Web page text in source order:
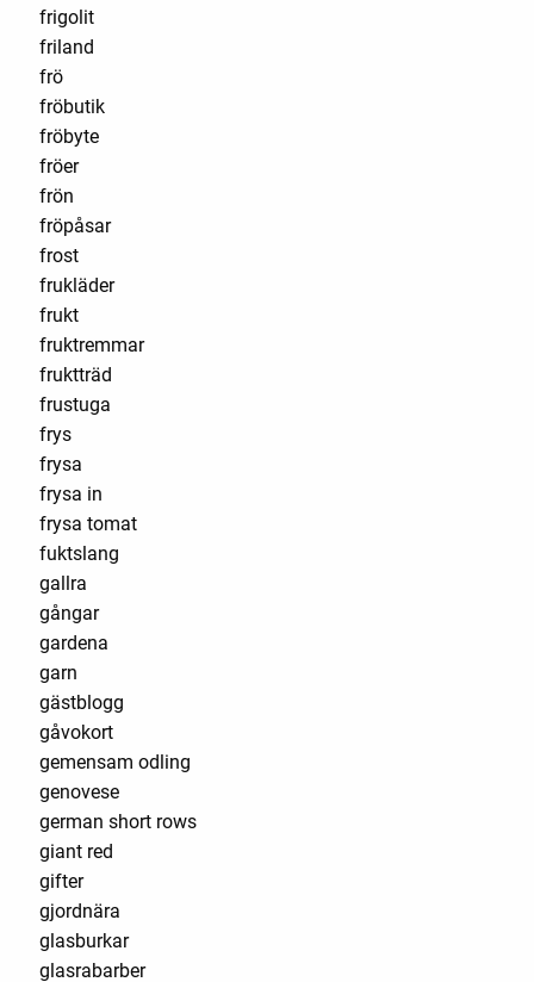
frigolit
friland
frö
fröbutik
fröbyte
fröer
frön
fröpåsar
frost
frukläder
frukt
fruktremmar
fruktträd
frustuga
frys
frysa
frysa in
frysa tomat
fuktslang
gallra
gångar
gardena
garn
gästblogg
gåvokort
gemensam odling
genovese
german short rows
giant red
gifter
gjordnära
glasburkar
glasrabarber